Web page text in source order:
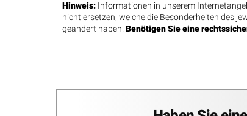
Hinweis: Informationen in unserem
nicht ersetzen, welche die Besonderheiten des
geändert haben. Benötigen Sie eine